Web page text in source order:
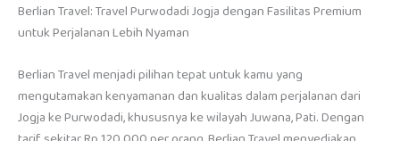
Berlian Travel: Travel Purwodadi Jogja dengan Fasilitas Premium
untuk Perjalanan Lebih Nyaman
Berlian Travel menjadi pilihan tepat untuk kamu yang
mengutamakan kenyamanan dan kualitas dalam perjalanan dari
Jogja ke Purwodadi, khususnya ke wilayah Juwana, Pati. Dengan